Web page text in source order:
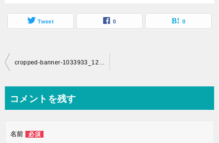
Tweet 0 0
投
ビ
ー
cropped-banner-1033933_1280.jpg
コメントを残す
名前 必須